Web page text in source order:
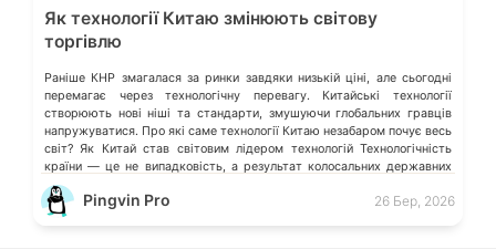
Як технології Китаю змінюють світову
торгівлю
Раніше КНР змагалася за ринки завдяки низькій ціні, але сьогодні
перемагає через технологічну перевагу. Китайські технології
створюють нові ніші та стандарти, змушуючи глобальних гравців
напружуватися. Про які саме технології Китаю незабаром почує весь
світ? Як Китай став світовим лідером технологій Технологічність
країни — це не випадковість, а результат колосальних державних
інвестицій, жорсткого протекціонізму та здатності […]
Pingvin Pro 26 Бер, 2026